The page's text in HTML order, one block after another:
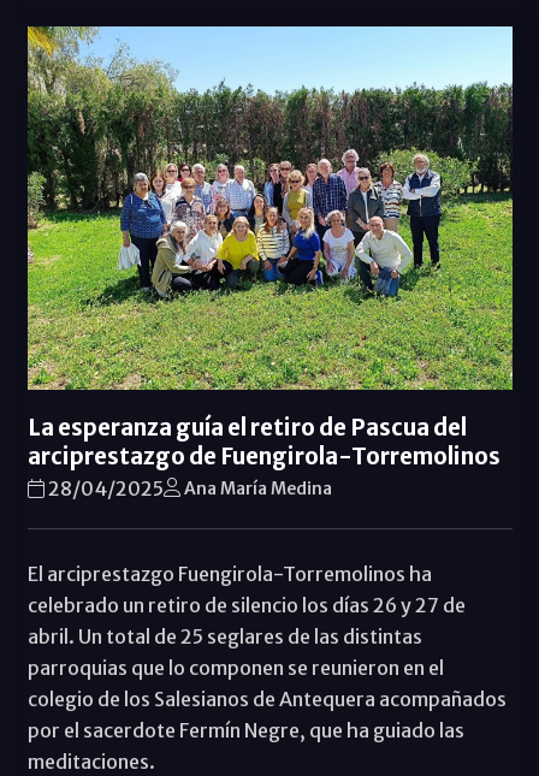
La esperanza guía el retiro de Pascua del
arciprestazgo de Fuengirola-Torremolinos
28/04/2025 Ana María Medina
El arciprestazgo Fuengirola-Torremolinos ha
celebrado un retiro de silencio los días 26 y 27 de
abril. Un total de 25 seglares de las distintas
parroquias que lo componen se reunieron en el
colegio de los Salesianos de Antequera acompañados
por el sacerdote Fermín Negre, que ha guiado las
meditaciones.